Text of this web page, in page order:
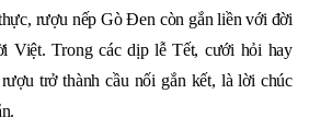
rượu nếp Gò Đen còn gắn liền với đời
Việt. Trong các dịp lễ Tết, cưới hỏi hay
trở thành cầu nối gắn kết, là lời chúc